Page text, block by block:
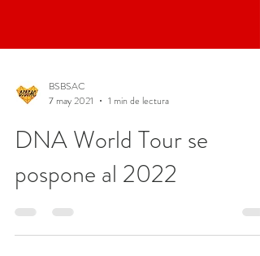
BSBSAC
7 may 2021
1 min de lectura
DNA World Tour se
pospone al 2022